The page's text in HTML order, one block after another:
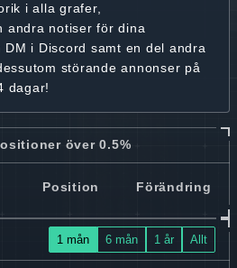
i alla grafer,
andra notiser för dina
DM i Discord samt en del andra
störande annonser på
dagar!
över 0.5%
Position Förändring
1 mån 6 mån 1 år Allt